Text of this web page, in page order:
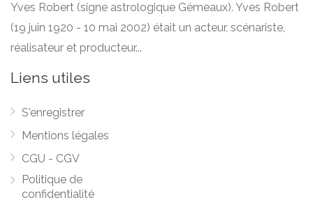
Yves Robert (signe astrologique Gémeaux). Yves Robert
(19 juin 1920 - 10 mai 2002) était un acteur, scénariste,
réalisateur et producteur...
Liens utiles
S'enregistrer
Mentions légales
CGU - CGV
Politique de
confidentialité